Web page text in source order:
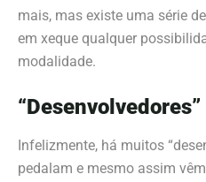
mais, mas existe uma série
em xeque qualquer
modalidade.
Infelizmente, há muitos
pedalam e mesmo assim